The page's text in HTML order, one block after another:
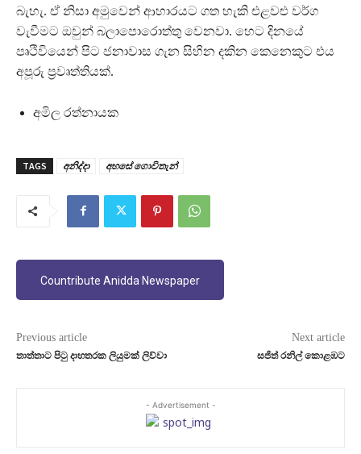
බැහැ. ඒ නිසා අමුවෙන් ආහාරයට ගත හැකි එළවළු වර්ග
වැවීමට ඔවුන් බලාපොරොත්තු වෙනවා. හෙට දිනයේ
පෘථිවියෙන් පිට ජනාවාස ගැන සිහින දකින කෙනෙකුට එය
අපූරු ප‍්‍රවෘත්තියක්.
අමිල රත්නායක
TAGS අනිද්දා අහසේ ගොවිතැන්
Countribute Anidda Newspaper
Previous article
තාත්තාට පිටු දාහතරක ලියුමක් ලිව්වා
Next article
සජිත් රනිල් කොළඹට
- Advertisement -